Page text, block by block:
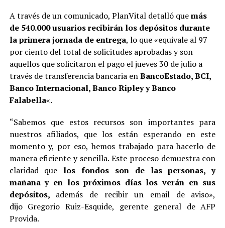
A través de un comunicado, PlanVital detalló quemás
de 540.000 usuarios recibirán los depósitos durante
la primera jornada de entrega, lo que «equivale al 97
por ciento del total de solicitudes aprobadas y son
aquellos que solicitaron el pago el jueves 30 de julio a
través de transferencia bancaria enBancoEstado, BCI,
Banco Internacional, Banco Ripley y Banco
Falabella«.
“Sabemos que estos recursos son importantes para
nuestros afiliados, que los están esperando en este
momento y, por eso, hemos trabajado para hacerlo de
manera eficiente y sencilla. Este proceso demuestra con
claridad que los fondos son de las personas, y
mañana y en los próximos días los verán en sus
depósitos, además de recibir un email de aviso»,
dijo Gregorio Ruiz-Esquide, gerente general de AFP
Provida.